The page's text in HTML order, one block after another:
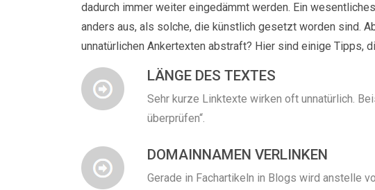
dadurch immer weiter eingedämmt werden. Ein
anders aus, als solche, die künstlich gesetzt worden sind.
unnatürlichen Ankertexten abstraft? Hier sind einige Tipps,
LÄNGE DES TEXTES
Sehr kurze Linktexte wirken oft unnatürlich.
überprüfen“.
DOMAINNAMEN VERLINKEN
Gerade in Fachartikeln in Blogs wird anstelle